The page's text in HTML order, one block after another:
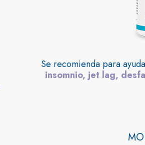
Se recomienda para
insomnio, jet lag,